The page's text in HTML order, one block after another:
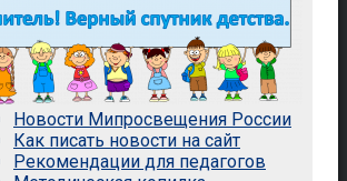
Новости Мипросвещения России
Как писать новости на сайт
Рекомендации для педагогов